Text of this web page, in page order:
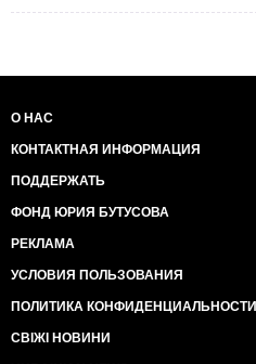
О НАС
КОНТАКТНАЯ ИНФОРМАЦИЯ
ПОДДЕРЖАТЬ
ФОНД ЮРИЯ БУТУСОВА
РЕКЛАМА
УСЛОВИЯ ПОЛЬЗОВАНИЯ
ПОЛИТИКА КОНФИДЕНЦИАЛЬНОСТИ
СВІЖІ НОВИНИ